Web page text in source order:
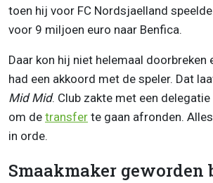
toen hij voor FC Nordsjaelland
voor 9 miljoen euro naar Benfica.
Daar kon hij niet helemaal doorbreken
had een akkoord met de speler. Dat
Mid Mid. Club zakte met een
om de transfer te gaan afronden.
in orde.
Smaakmaker geworden